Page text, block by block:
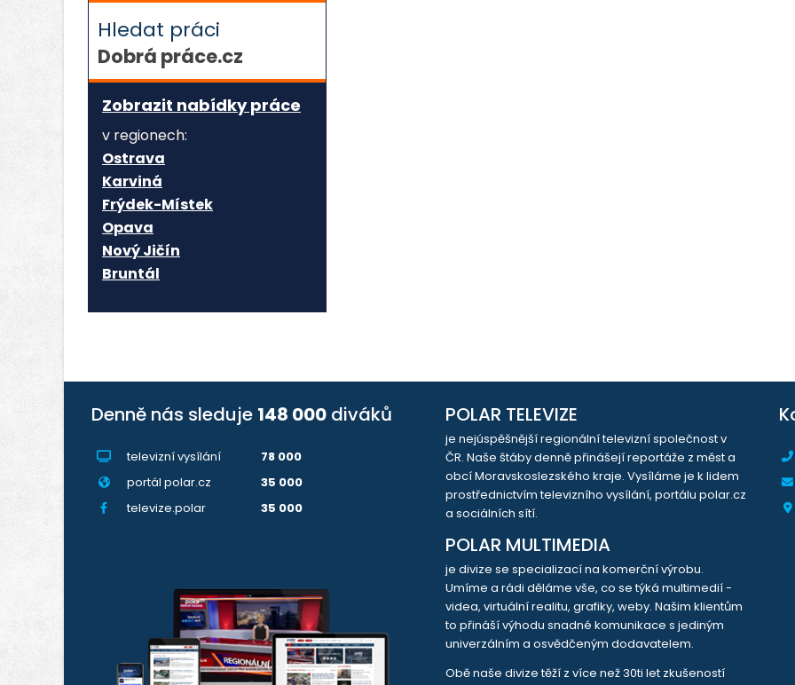
Hledat práci
Dobrá práce.cz
Zobrazit nabídky práce
v regionech:
Ostrava
Karviná
Frýdek-Místek
Opava
Nový Jičín
Bruntál
Denně nás sleduje 148 000 diváků
televizní vysílání
78 000
portál polar.cz
35 000
televize.polar
35 000
POLAR TELEVIZE
je nejúspěšnější regionální televizní společnost v
ČR. Naše štáby denně přinášejí reportáže z měst a
obcí Moravskoslezského kraje. Vysíláme je k lidem
prostřednictvím televizního vysílání, portálu polar.cz
a sociálních sítí.
POLAR MULTIMEDIA
je divize se specializací na komerční výrobu.
Umíme a rádi děláme vše, co se týká multimedií -
videa, virtuální realitu, grafiky, weby. Našim klientům
to přináší výhodu snadné komunikace s jediným
univerzálním a osvědčeným dodavatelem.
Obě naše divize těží z více než 30ti let zkušeností